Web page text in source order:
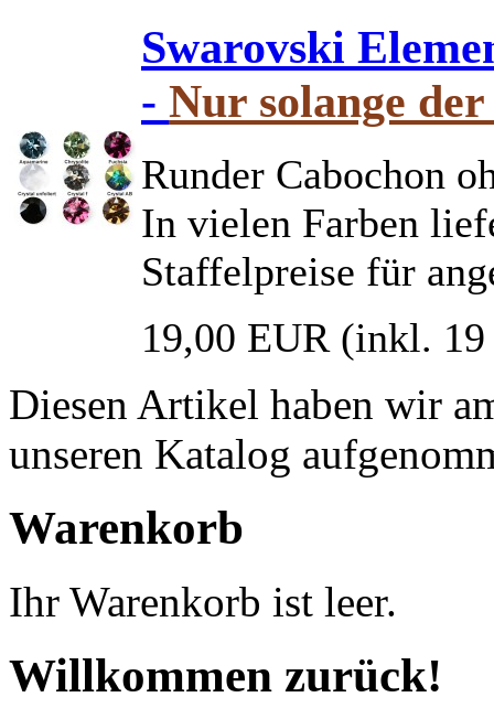
Swarovski
- Nur solange
Runder Cabochon
In vielen Farben
Staffelpreise für
19,00 EUR (inkl.
Diesen Artikel haben wir
unseren Katalog
Warenkorb
Ihr Warenkorb ist leer.
Willkommen zurück!